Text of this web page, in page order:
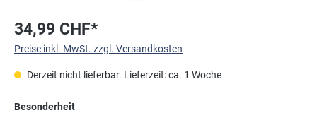
34,99 CHF*
Preise inkl. MwSt. zzgl. Versandkosten
Derzeit nicht lieferbar. Lieferzeit: ca. 1 Woche
Besonderheitauswählen